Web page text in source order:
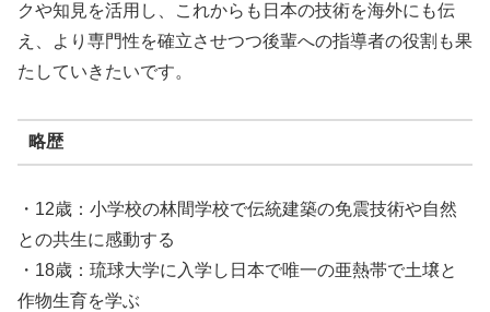
クや知見を活用し、これからも日本の技術を海外にも伝
え、より専門性を確立させつつ後輩への指導者の役割も果
たしていきたいです。
略歴
・12歳：小学校の林間学校で伝統建築の免震技術や自然
との共生に感動する
・18歳：琉球大学に入学し日本で唯一の亜熱帯で土壌と
作物生育を学ぶ